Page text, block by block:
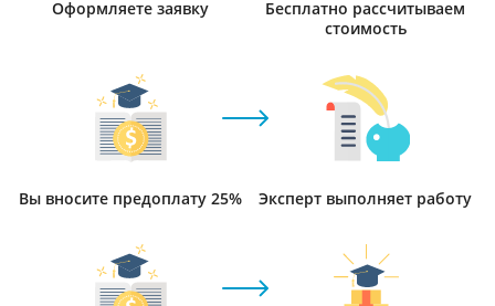
Оформляете заявку
Бесплатно рассчитываем
стоимость
Вы вносите предоплату 25% Эксперт выполняет работу